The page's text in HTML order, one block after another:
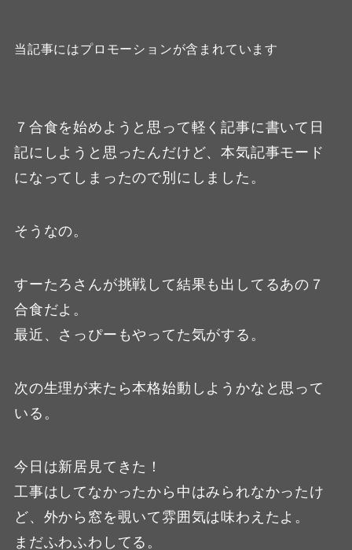
当記事にはプロモーションが含まれています
７合食を始めようと思って軽く記事に書いて日
記にしようと思ったんだけど、本気記事モード
になってしまったので別にしました。
そうなの。
すーたろさんが挑戦して結果も出してるあの７
合食だよ。
最近、さっぴーもやってた気がする。
次の生理が来たら本格始動しようかなと思って
いる。
今日は新居見てきた！
工事はしてなかったから中はみられなかったけ
ど、外から窓を覗いて雰囲気は味わえたよ。
まだふわふわしてる。